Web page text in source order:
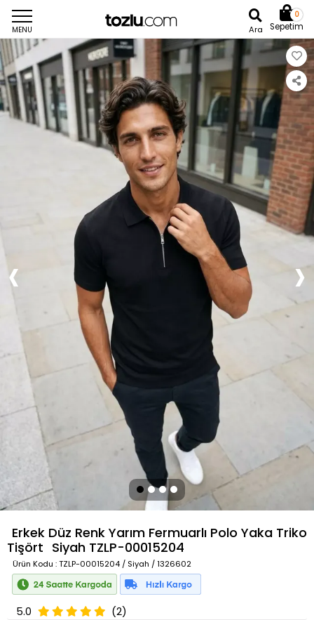
MENU Ara
0
Sepetim
Erkek Düz Renk Yarım Fermuarlı Polo Yaka Triko
Tişört Siyah TZLP-00015204
Ürün Kodu : TZLP-00015204 / Siyah / 1326602
5.0 (2)